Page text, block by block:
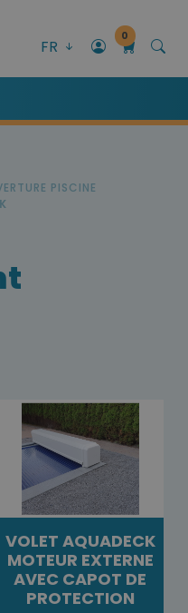
FR
0
PISCINE
VOLET AQUADECK
MOTEUR EXTERNE
AVEC CAPOT DE
PROTECTION